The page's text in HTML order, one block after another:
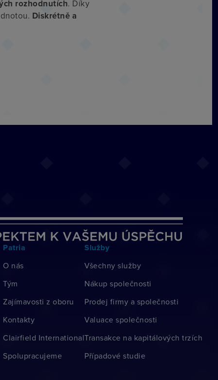
rozhodnutích. Díky
Diskrétně a
Patria
O nás
Tým
Zajímavosti z oboru
Kontakty
Clairfield International
Spolupracujeme
Služby
Všechny služby
Nákup společnosti
Prodej firmy a společnosti
Valuace společnosti
Transakce na kapitálových trzích
Případové studie